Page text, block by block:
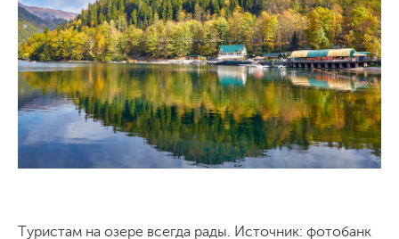
Туристам на озере всегда рады. Источник: фотобанк